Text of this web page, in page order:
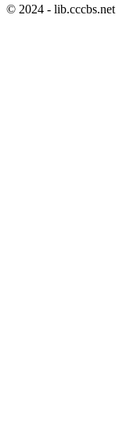
© 2024 - lib.cccbs.net